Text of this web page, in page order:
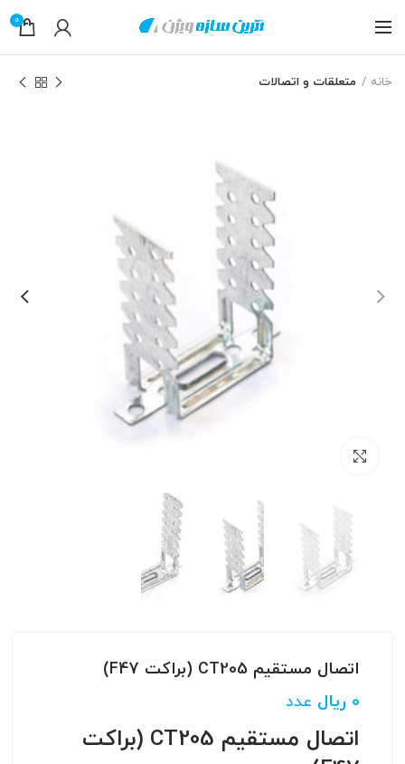
0
خانه متعلقات و اتصالات
اتصال مستقیم CT205 (براکت F47)
0 ریال عدد
اتصال مستقیم CT205 (براکت